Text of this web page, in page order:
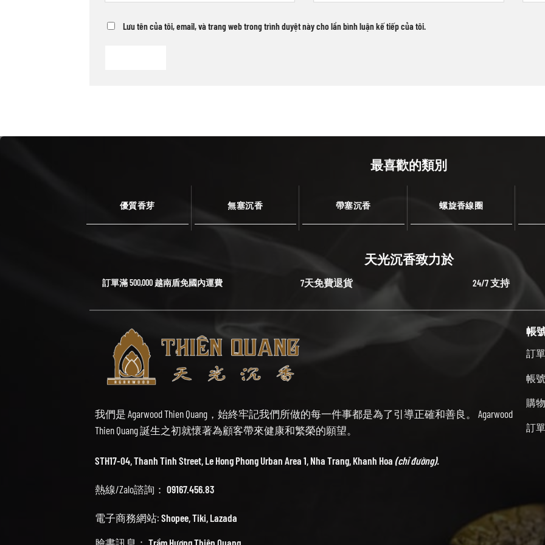
Lưu tên của tôi, email, và trang web trong trình duyệt này cho lần bình luận kế tiếp của tôi.
最喜歡的類別
優質香芽 無塞沉香 帶塞沉香 螺旋香線圈
天光沉香致力於
訂單滿 500,000 越南盾免國內運費 7天免費退貨 24/7 支持
我們是 Agarwood Thien Quang，始終牢記我們所做的每一件事都是為了引導正確和善良。 Agarwood
Thien Quang 誕生之初就懷著為顧客帶來健康和繁榮的願望。
STH17-04, Thanh Tinh Street, Le Hong Phong Urban Area 1, Nha Trang, Khanh Hoa (chỉ đường).
熱線/Zalo諮詢： 09167.456.83
電子商務網站: Shopee,Tiki, Lazada
臉書訊息： Trầm Hương Thiên Quang
帳
訂單
帳號
購
訂